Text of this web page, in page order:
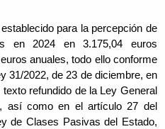
para la percepción de
en 2024 en 3.175,04 euros
anuales, todo ello conforme
31/2022, de 23 de diciembre, en
refundido de la Ley General
así como en el artículo 27 del
de Clases Pasivas del Estado,